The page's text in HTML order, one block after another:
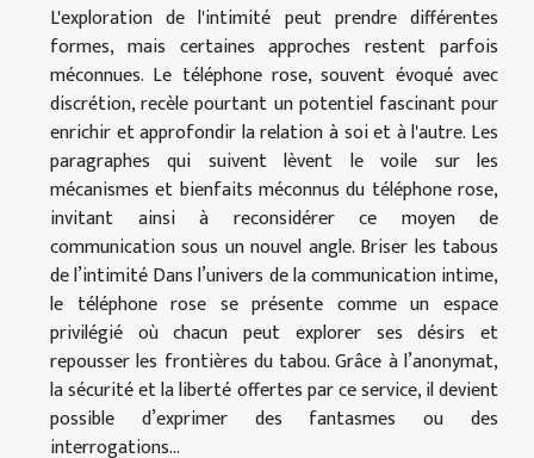
L'exploration de l'intimité peut prendre différentes
formes, mais certaines approches restent parfois
méconnues. Le téléphone rose, souvent évoqué avec
discrétion, recèle pourtant un potentiel fascinant pour
enrichir et approfondir la relation à soi et à l'autre. Les
paragraphes qui suivent lèvent le voile sur les
mécanismes et bienfaits méconnus du téléphone rose,
invitant ainsi à reconsidérer ce moyen de
communication sous un nouvel angle. Briser les tabous
de l’intimité Dans l’univers de la communication intime,
le téléphone rose se présente comme un espace
privilégié où chacun peut explorer ses désirs et
repousser les frontières du tabou. Grâce à l’anonymat,
la sécurité et la liberté offertes par ce service, il devient
possible d’exprimer des fantasmes ou des
interrogations...